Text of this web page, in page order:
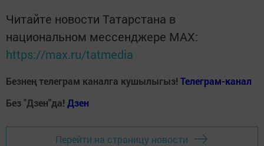
Читайте новости Татарстана в
национальном мессенджере MАХ:
https://max.ru/tatmedia
Безнең телеграм каналга кушылыгыз! Телеграм-канал
Без "Дзен"да! Дзен
Перейти на страницу новости